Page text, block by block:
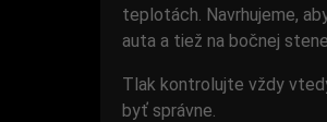
teplotách. Navrhujeme,
auta a tiež na bočnej
Tlak kontrolujte vždy
byť správne.